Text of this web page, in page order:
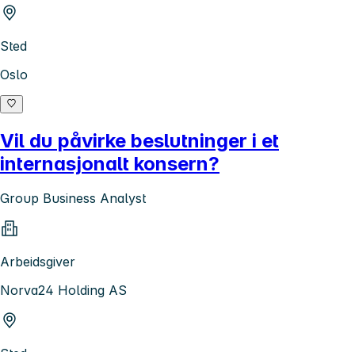
Sted
Oslo
Vil du påvirke beslutninger i et
internasjonalt konsern?
Group Business Analyst
Arbeidsgiver
Norva24 Holding AS